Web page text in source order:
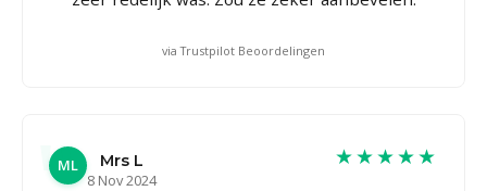
via Trustpilot Beoordelingen
ML
Mrs L
8 Nov 2024
★★★★★